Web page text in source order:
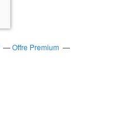
Offre Premium